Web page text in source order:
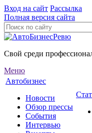
Вход на сайт Рассылка
Полная версия сайта
Свой среди
Меню
Автобизнес
Новости
Обзор прессы
События
Интервью